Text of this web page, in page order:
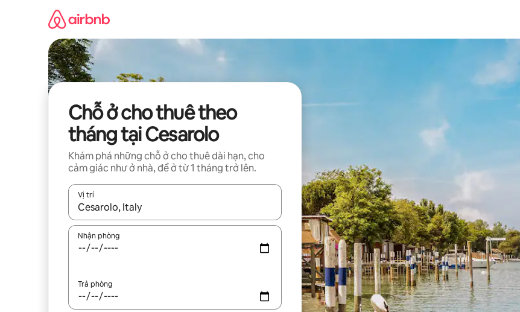
Chỗ ở cho thuê theo
tháng tại Cesarolo
Khám phá những chỗ ở cho thuê dài hạn, cho
cảm giác như ở nhà, để ở từ 1 tháng trở lên.
Vị trí
Khi có kết quả, hãy điều hướng bằng phím mũi tên lên và xuống hoặc khám phá bằng các thao tác chạm hoặc vuốt.
Nhận phòng
Trả phòng